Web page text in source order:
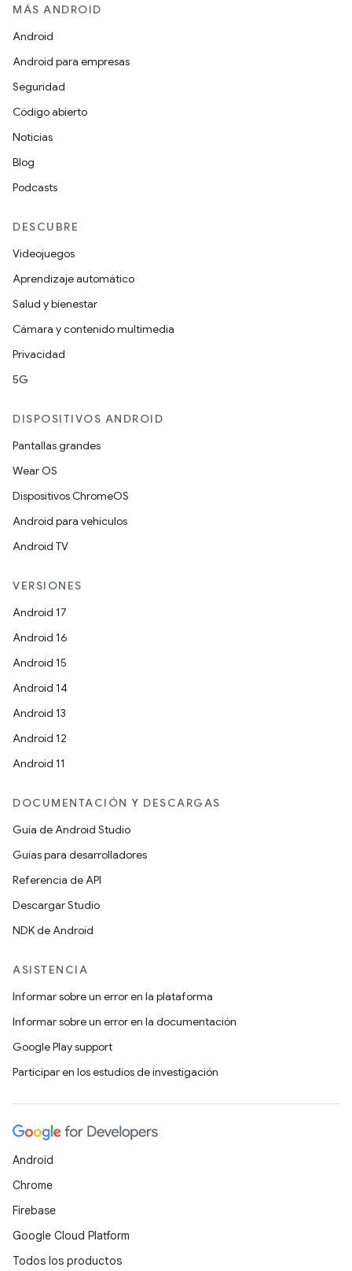
MÁS ANDROID
Android
Android para empresas
Seguridad
Código abierto
Noticias
Blog
Podcasts
DESCUBRE
Videojuegos
Aprendizaje automático
Salud y bienestar
Cámara y contenido multimedia
Privacidad
5G
DISPOSITIVOS ANDROID
Pantallas grandes
Wear OS
Dispositivos ChromeOS
Android para vehículos
Android TV
VERSIONES
Android 17
Android 16
Android 15
Android 14
Android 13
Android 12
Android 11
DOCUMENTACIÓN Y DESCARGAS
Guía de Android Studio
Guías para desarrolladores
Referencia de API
Descargar Studio
NDK de Android
ASISTENCIA
Informar sobre un error en la plataforma
Informar sobre un error en la documentación
Google Play support
Participar en los estudios de investigación
Android
Chrome
Firebase
Google Cloud Platform
Todos los productos